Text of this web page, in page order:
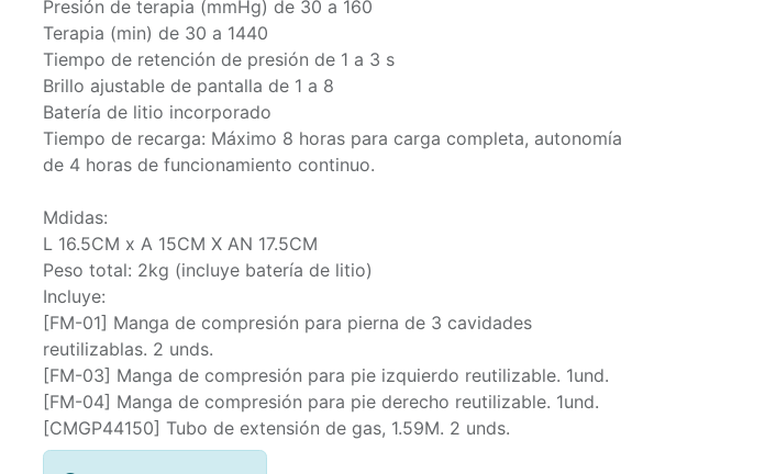
Presión de terapia (mmHg) de 30 a 160
Terapia (min) de 30 a 1440
Tiempo de retención de presión de 1 a 3 s
Brillo ajustable de pantalla de 1 a 8
Batería de litio incorporado
Tiempo de recarga: Máximo 8 horas para carga completa, autonomía
de 4 horas de funcionamiento continuo.
Mdidas:
L 16.5CM x A 15CM X AN 17.5CM
Peso total: 2kg (incluye batería de litio)
Incluye:
[FM-01] Manga de compresión para pierna de 3 cavidades
reutilizablas. 2 unds.
[FM-03] Manga de compresión para pie izquierdo reutilizable. 1und.
[FM-04] Manga de compresión para pie derecho reutilizable. 1und.
[CMGP44150] Tubo de extensión de gas, 1.59M. 2 unds.